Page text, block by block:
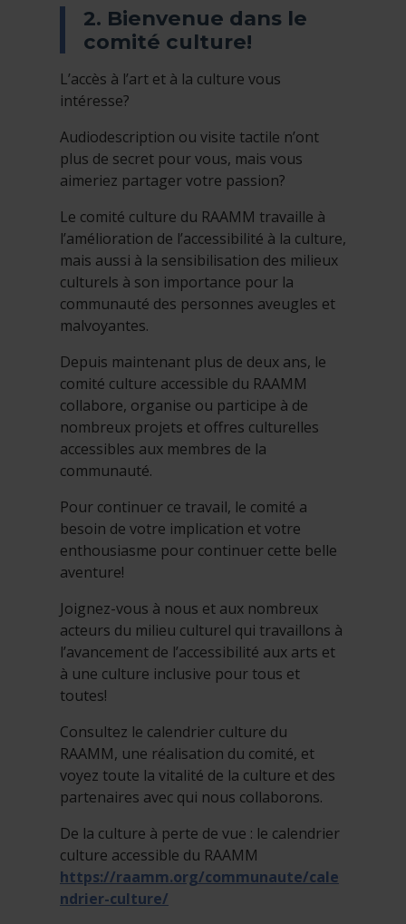
2. Bienvenue dans le
comité culture!
L’accès à l’art et à la culture vous
intéresse?
Audiodescription ou visite tactile n’ont
plus de secret pour vous, mais vous
aimeriez partager votre passion?
Le comité culture du RAAMM travaille à
l’amélioration de l’accessibilité à la culture,
mais aussi à la sensibilisation des milieux
culturels à son importance pour la
communauté des personnes aveugles et
malvoyantes.
Depuis maintenant plus de deux ans, le
comité culture accessible du RAAMM
collabore, organise ou participe à de
nombreux projets et offres culturelles
accessibles aux membres de la
communauté.
Pour continuer ce travail, le comité a
besoin de votre implication et votre
enthousiasme pour continuer cette belle
aventure!
Joignez-vous à nous et aux nombreux
acteurs du milieu culturel qui travaillons à
l’avancement de l’accessibilité aux arts et
à une culture inclusive pour tous et
toutes!
Consultez le calendrier culture du
RAAMM, une réalisation du comité, et
voyez toute la vitalité de la culture et des
partenaires avec qui nous collaborons.
De la culture à perte de vue : le calendrier
culture accessible du RAAMM
https://raamm.org/communaute/cale
ndrier-culture/